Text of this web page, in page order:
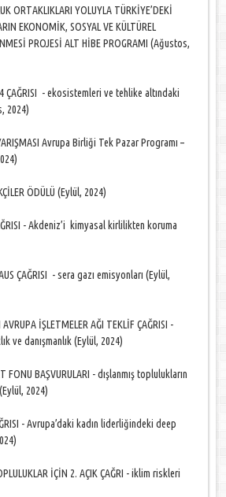
ORTAKLIKLARI YOLUYLA TÜRKİYE’DEKİ
EKONOMİK, SOSYAL VE KÜLTÜREL
PROJESİ ALT HİBE PROGRAMI (Ağustos,
ÇAĞRISI - ekosistemleri ve tehlike altındaki
2024)
Avrupa Birliği Tek Pazar Programı –
ÖDÜLÜ (Eylül, 2024)
- Akdeniz’i kimyasal kirlilikten koruma
ÇAĞRISI - sera gazı emisyonları (Eylül,
İŞLETMELER AĞI TEKLİF ÇAĞRISI -
ve danışmanlık (Eylül, 2024)
FONU BAŞVURULARI - dışlanmış toplulukların
2024)
- Avrupa’daki kadın liderliğindeki deep
İÇİN 2. AÇIK ÇAĞRI - iklim riskleri